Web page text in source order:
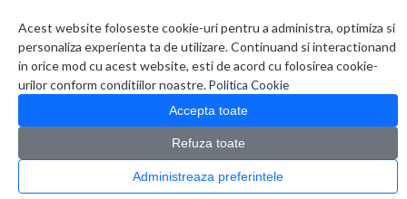
Acest website foloseste cookie-uri pentru a administra, optimiza si
personaliza experienta ta de utilizare. Continuand si interactionand
in orice mod cu acest website, esti de acord cu folosirea cookie-
urilor conform conditiilor noastre.Politica Cookie
Accepta toate
Refuza toate
Administreaza preferintele
0 produs(e)
CATALOG PRODUSE
> Cabluri > LOGILINK - Patchcord Cat.6 S/FTP PIMF